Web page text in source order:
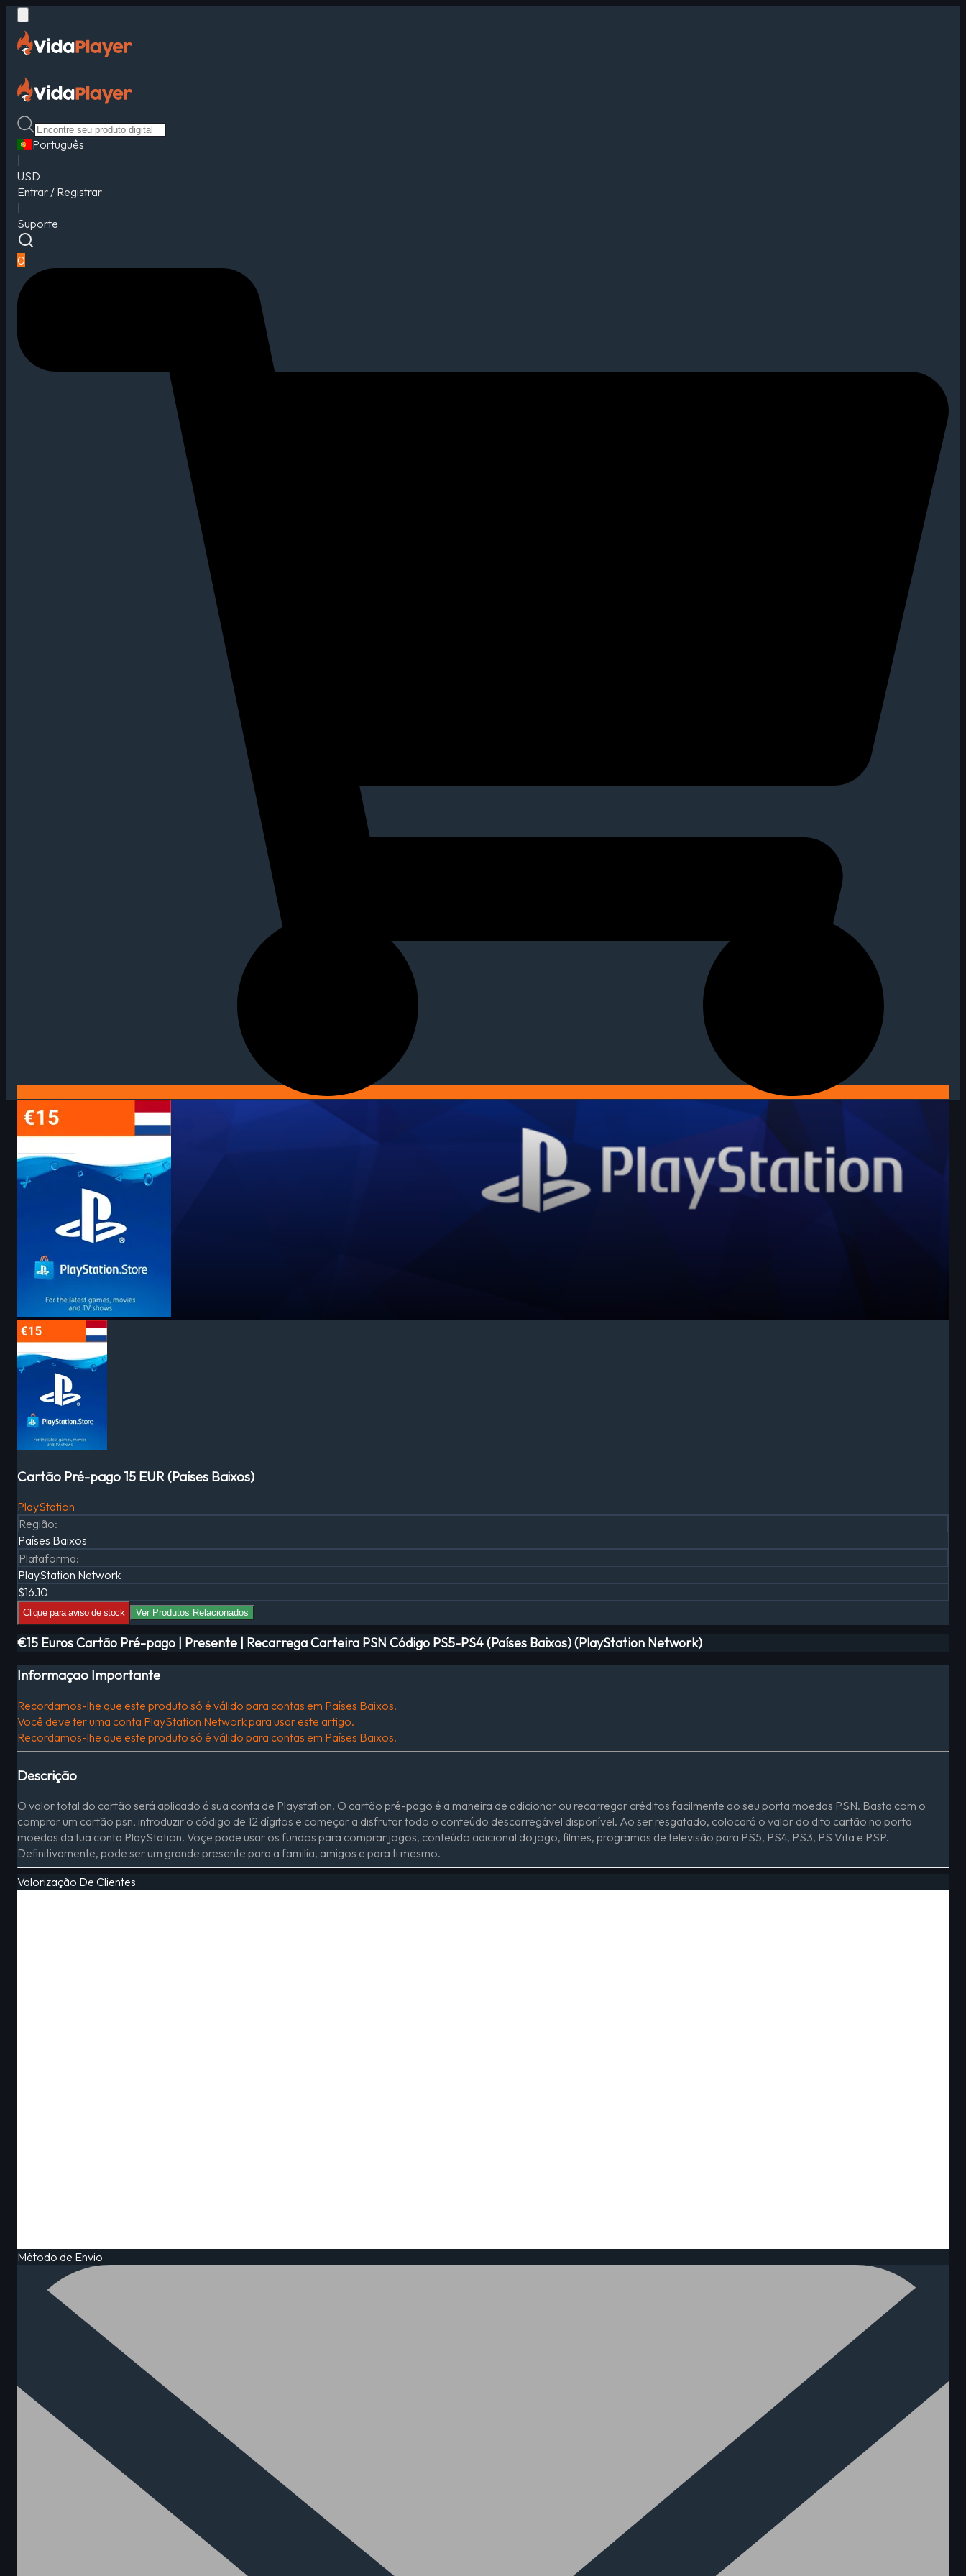
Português
USD
Entrar / Registrar
Suporte
0
Cartão Pré-pago 15 EUR (Países Baixos)
PlayStation
Região:
Países Baixos
Plataforma:
PlayStation Network
$16.10
Clique para aviso de stock Ver Produtos Relacionados
€15 Euros Cartão Pré-pago | Presente | Recarrega Carteira PSN Código PS5-PS4 (Países Baixos) (PlayStation Network)
Informaçao Importante
Recordamos-lhe que este produto só é válido para contas em Países Baixos.
Você deve ter uma conta PlayStation Network para usar este artigo.
Recordamos-lhe que este produto só é válido para contas em Países Baixos.
Descrição
O valor total do cartão será aplicado á sua conta de Playstation. O cartão pré-pago é a maneira de adicionar ou recarregar créditos facilmente ao seu porta moedas PSN. Basta com o
comprar um cartão psn, introduzir o código de 12 dígitos e começar a disfrutar todo o conteúdo descarregável disponível. Ao ser resgatado, colocará o valor do dito cartão no porta
moedas da tua conta PlayStation. Voçe pode usar os fundos para comprar jogos, conteúdo adicional do jogo, filmes, programas de televisão para PS5, PS4, PS3, PS Vita e PSP.
Definitivamente, pode ser um grande presente para a familia, amigos e para ti mesmo.
Valorização De Clientes
Método de Envio